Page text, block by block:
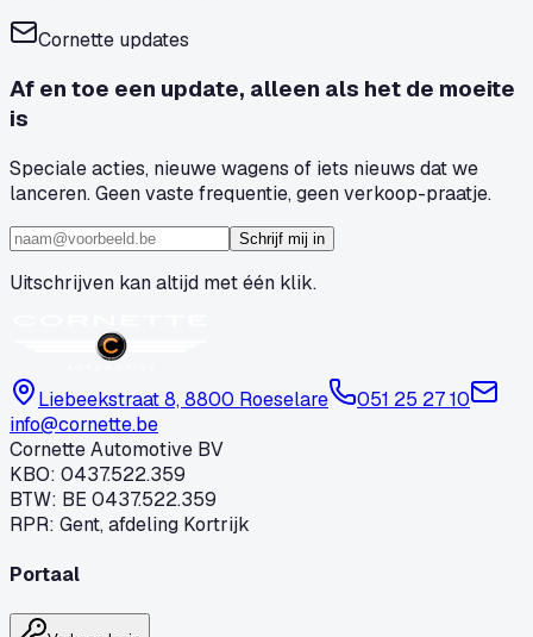
Cornette updates
Af en toe een update, alleen als het de moeite
is
Speciale acties, nieuwe wagens of iets nieuws dat we
lanceren. Geen vaste frequentie, geen verkoop-praatje.
Schrijf mij in
Uitschrijven kan altijd met één klik.
Liebeekstraat 8, 8800 Roeselare
051 25 27 10
info@cornette.be
Cornette Automotive BV
KBO: 0437.522.359
BTW: BE 0437.522.359
RPR: Gent, afdeling Kortrijk
Portaal